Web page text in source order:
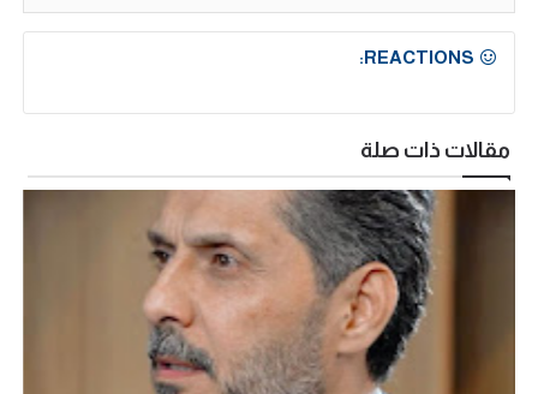
REACTIONS:
مقالات ذات صلة